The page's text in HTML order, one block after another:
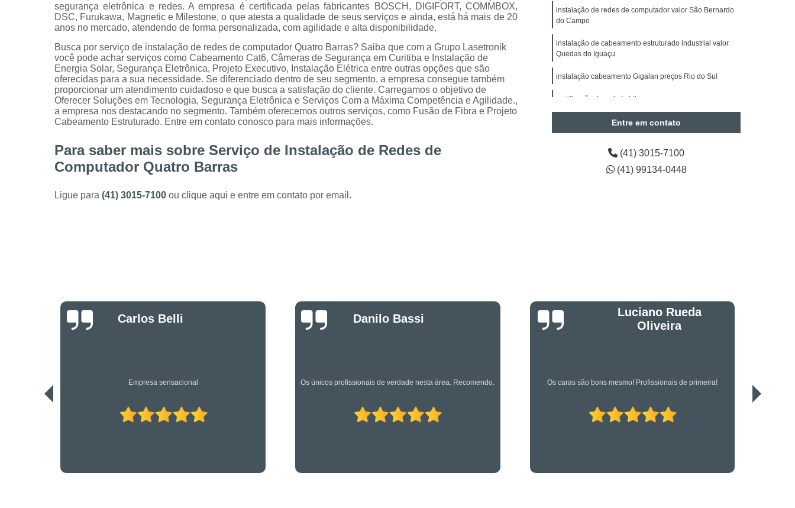
Instalação de Alarme Perimetral
Instalação de Sistemas de Alarmes de Intrusão
Instalação e Manutenção Cerca Elétrica Speedrite
Manutenção de Segurança Eletrônica
Manutenção de Segurança Eletrônica Curitiba
Manutenção de Segurança Eletrônica Paraná
Câmera para Acompanhamento de Obras
Instalação Câmeras Hikvision
Instalação de CFTV
Instalação de Câmera de Segurança Curitiba
Instalação de Câmeras Intelbras
Instalação e Configuração de Sistema para Contagem de Pessoas
Timelapse para Obras
Serviços Especializados em Suportes para Controle de Acesso
Suporte Técnico em Segurança Eletrônica
Suporte Técnico em TI
segurança eletrônica e redes. A empresa é certificada pelas fabricantes BOSCH, DIGIFORT, COMMBOX,
DSC, Furukawa, Magnetic e Milestone, o que atesta a qualidade de seus serviços e ainda, está há mais de 20
anos no mercado, atendendo de forma personalizada, com agilidade e alta disponibilidade.
Busca por serviço de instalação de redes de computador Quatro Barras? Saiba que com a Grupo Lasetronik
você pode achar serviços como Cabeamento Cat6, Câmeras de Segurança em Curitiba e Instalação de
Energia Solar, Segurança Eletrônica, Projeto Executivo, Instalação Elétrica entre outras opções que são
oferecidas para a sua necessidade. Se diferenciado dentro de seu segmento, a empresa consegue também
proporcionar um atendimento cuidadoso e que busca a satisfação do cliente. Carregamos o objetivo de
Oferecer Soluções em Tecnologia, Segurança Eletrônica e Serviços Com a Máxima Competência e Agilidade.,
a empresa nos destacando no segmento. Também oferecemos outros serviços, como Fusão de Fibra e Projeto
Cabeamento Estruturado. Entre em contato conosco para mais informações.
Para saber mais sobre Serviço de Instalação de Redes de
Computador Quatro Barras
Ligue para (41) 3015-7100 ou clique aqui e entre em contato por email.
instalação de redes de computador valor São Bernardo
do Campo
instalação de cabeamento estruturado industrial valor
Quedas do Iguaçu
instalação cabeamento Gigalan preços Rio do Sul
certificação de rede Imbituva
Entre em contato
(41) 3015-7100
(41) 99134-0448
Danilo Bassi
Os únicos profissionais de verdade nesta área. Recomendo.
Luciano Rueda
Oliveira
Os caras são bons mesmo! Profissionais de primeira! Serviço de qualidade!